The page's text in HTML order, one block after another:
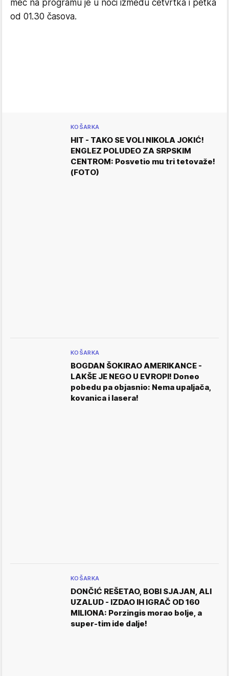
meč na programu je u noći između četvrtka i petka
od 01.30 časova.
KOŠARKA
HIT - TAKO SE VOLI NIKOLA JOKIĆ!
ENGLEZ POLUDEO ZA SRPSKIM
CENTROM: Posvetio mu tri tetovaže!
(FOTO)
KOŠARKA
BOGDAN ŠOKIRAO AMERIKANCE -
LAKŠE JE NEGO U EVROPI! Doneo
pobedu pa objasnio: Nema upaljača,
kovanica i lasera!
KOŠARKA
DONČIĆ REŠETAO, BOBI SJAJAN, ALI
UZALUD - IZDAO IH IGRAČ OD 160
MILIONA: Porzingis morao bolje, a
super-tim ide dalje!